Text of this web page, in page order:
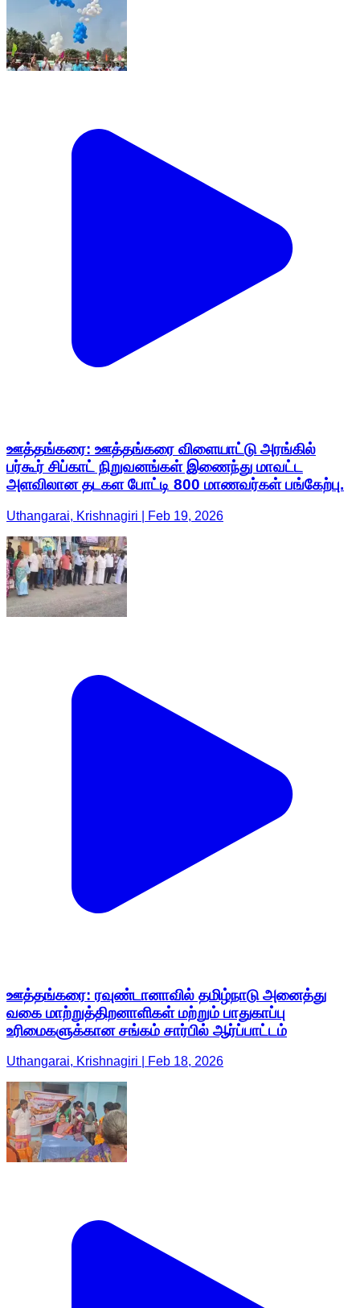
ஊத்தங்கரை: ஊத்தங்கரை விளையாட்டு அரங்கில்
பர்கூர் சிப்காட் நிறுவனங்கள் இணைந்து மாவட்ட
அளவிலான தடகள போட்டி 800 மாணவர்கள் பங்கேற்பு.
Uthangarai, Krishnagiri | Feb 19, 2026
ஊத்தங்கரை: ரவுண்டானாவில் தமிழ்நாடு அனைத்து
வகை மாற்றுத்திறனாளிகள் மற்றும் பாதுகாப்பு
உரிமைகளுக்கான சங்கம் சார்பில் ஆர்ப்பாட்டம்
Uthangarai, Krishnagiri | Feb 18, 2026